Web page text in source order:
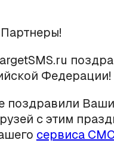
Федерации!
поздравили
с этим
сервиса